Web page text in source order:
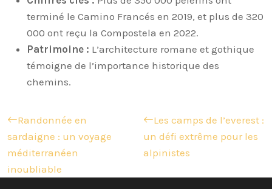
terminé le Camino Francés en 2019, et plus de 320
000 ont reçu la Compostela en 2022.
Patrimoine : L’architecture romane et gothique
témoigne de l’importance historique des
chemins.
Randonnée en
sardaigne : un voyage
méditerranéen
inoubliable
Les camps de l’everest :
un défi extrême pour les
alpinistes